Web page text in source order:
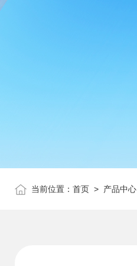
当前位置： 首页 > 产品中心